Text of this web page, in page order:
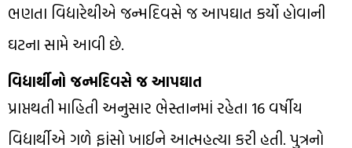
ભણતા વિદ્યારેથીએ જન્મદિવસે જ આપઘાત કર્યો હોવાની
ઘટના સામે આવી છે.
વિદ્યાર્થીનો જન્મદિવસે જ આપઘાત
પ્રાપ્તથતી માહિતી અનુસાર ભેસ્તાનમાં રહેતા 16 વર્ષીય
વિદ્યાર્થીએ ગળે ફાંસો ખાઈને આત્મહત્યા કરી હતી. પુત્રનો